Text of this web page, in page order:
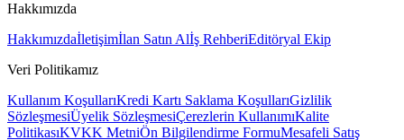
Hakkımızda
Hakkımızdaİletişimİlan Satın Alİş RehberiEditöryal Ekip
Veri Politikamız
Kullanım KoşullarıKredi Kartı Saklama KoşullarıGizlilik
SözleşmesiÜyelik SözleşmesiÇerezlerin KullanımıKalite
PolitikasıKVKK MetniÖn Bilgilendirme FormuMesafeli Satış